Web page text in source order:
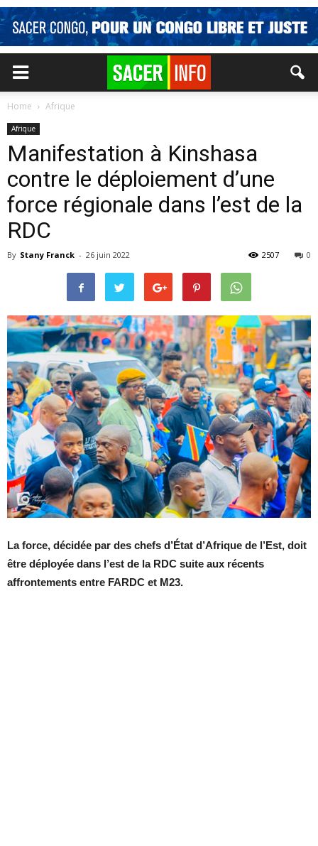
Home Afrique
Afrique
Manifestation à Kinshasa
contre le déploiement d’une
force régionale dans l’est de la
RDC
By Stany Franck - 26 juin 2022 0
2507
La force, décidée par des chefs d’État d’Afrique de l’Est, doit
être déployée dans l’est de la RDC suite aux récents
affrontements entre FARDC et M23.